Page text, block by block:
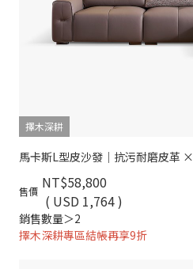
擇木深耕
售價 NT$58,800
( USD 1,764 )
銷售數量＞2
擇木深耕專區結帳再享9折